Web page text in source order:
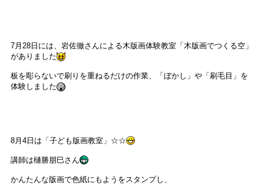
7月28日には、岩佐徹さんによる木版画体験教室「木版画でつくる空」
がありました
板を彫らないで刷りを重ねるだけの作業、「ぼかし」や「刷毛目」を
体験しました
8月4日は「子ども版画教室」☆☆
講師は樋勝朋巳さん
かんたんな版画で色紙にもようをスタンプし、